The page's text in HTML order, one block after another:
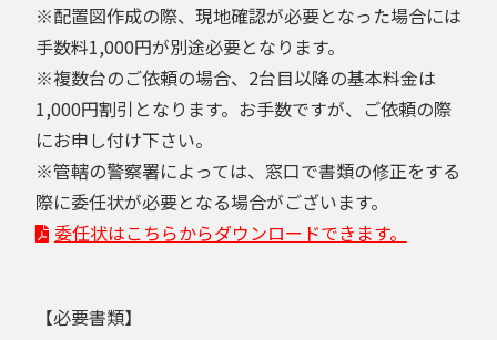
※配置図作成の際、現地確認が必要となった場合には
手数料1,000円が別途必要となります。
※複数台のご依頼の場合、2台目以降の基本料金は
1,000円割引となります。お手数ですが、ご依頼の際
にお申し付け下さい。
※管轄の警察署によっては、窓口で書類の修正をする
際に委任状が必要となる場合がございます。
委任状はこちらからダウンロードできます。
【必要書類】